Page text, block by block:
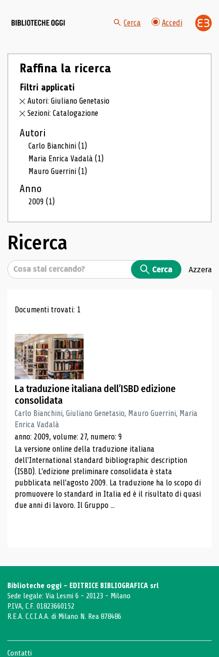
Cerca Accedi
Raffina la ricerca
Filtri applicati
Autori: Giuliano Genetasio
Sezioni: Catalogazione
Autori
Carlo Bianchini(1)
Maria Enrica Vadalà(1)
Mauro Guerrini(1)
Anno
2009(1)
Ricerca
Cerca Cerca Azzera
Risultati di ricerca
Documenti trovati: 1
La traduzione italiana dell’ISBD edizione
consolidata
Carlo Bianchini, Giuliano Genetasio, Mauro Guerrini, Maria
Enrica Vadalà
anno: 2009, volume: 27, numero: 9
La versione online della traduzione italiana
dell'International standard bibliographic description
(ISBD). L'edizione preliminare consolidata è stata
pubblicata nell'agosto 2009. La traduzione ha lo scopo di
promuovere lo standard in Italia ed è il risultato di quasi
due anni di lavoro. Il Gruppo ...
Biblioteche oggi - EDITRICE BIBLIOGRAFICA srl
Sede legale: Via Lesmi 6 - 20123 - Milano
P.IVA, C.F. 01823660152
R.E.A. C.C.I.A.A. di Milano N. Rea 878486
Contatti